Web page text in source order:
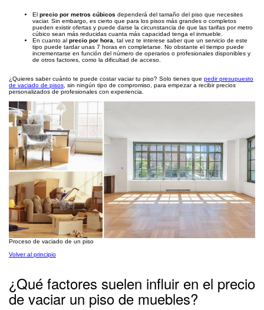
El precio por metros cúbicos dependerá del tamaño del piso que necesites
vaciar. Sin embargo, es cierto que para los pisos más grandes o completos
pueden existir ofertas y puede darse la circunstancia de que las tarifas por metro
cúbico sean más reducidas cuanta más capacidad tenga el inmueble.
En cuanto al precio por hora , tal vez te interese saber que un servicio de este
tipo puede tardar unas 7 horas en completarse. No obstante el tiempo puede
incrementarse en función del número de operarios o profesionales disponibles y
de otros factores, como la dificultad de acceso.
¿Quieres saber cuánto te puede costar vaciar tu piso? Solo tienes que pedir presupuesto
de vaciado de pisos , sin ningún tipo de compromiso, para empezar a recibir precios
personalizados de profesionales con experiencia.
Proceso de vaciado de un piso
Volver al principio
¿Qué factores suelen influir en el precio
de vaciar un piso de muebles?